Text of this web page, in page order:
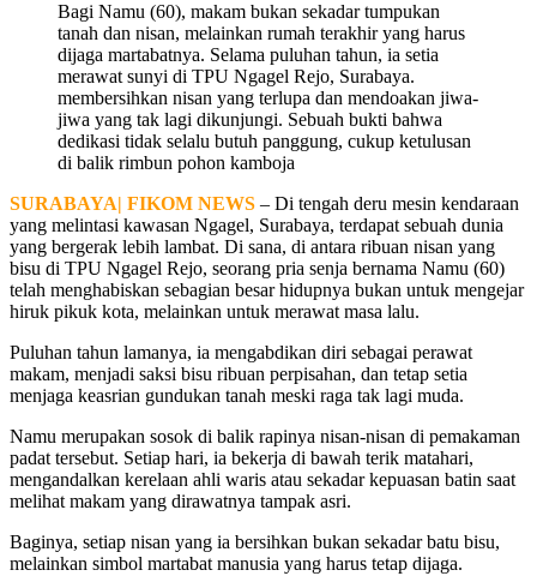
Bagi Namu (60), makam bukan sekadar tumpukan
tanah dan nisan, melainkan rumah terakhir yang harus
dijaga martabatnya. Selama puluhan tahun, ia setia
merawat sunyi di TPU Ngagel Rejo, Surabaya.
membersihkan nisan yang terlupa dan mendoakan jiwa-
jiwa yang tak lagi dikunjungi. Sebuah bukti bahwa
dedikasi tidak selalu butuh panggung, cukup ketulusan
di balik rimbun pohon kamboja
SURABAYA| FIKOM NEWS – Di tengah deru mesin kendaraan
yang melintasi kawasan Ngagel, Surabaya, terdapat sebuah dunia
yang bergerak lebih lambat. Di sana, di antara ribuan nisan yang
bisu di TPU Ngagel Rejo, seorang pria senja bernama Namu (60)
telah menghabiskan sebagian besar hidupnya bukan untuk mengejar
hiruk pikuk kota, melainkan untuk merawat masa lalu.
Puluhan tahun lamanya, ia mengabdikan diri sebagai perawat
makam, menjadi saksi bisu ribuan perpisahan, dan tetap setia
menjaga keasrian gundukan tanah meski raga tak lagi muda.
Namu merupakan sosok di balik rapinya nisan-nisan di pemakaman
padat tersebut. Setiap hari, ia bekerja di bawah terik matahari,
mengandalkan kerelaan ahli waris atau sekadar kepuasan batin saat
melihat makam yang dirawatnya tampak asri.
Baginya, setiap nisan yang ia bersihkan bukan sekadar batu bisu,
melainkan simbol martabat manusia yang harus tetap dijaga.